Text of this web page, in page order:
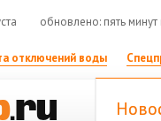
обновлено: пять минут
отключений воды